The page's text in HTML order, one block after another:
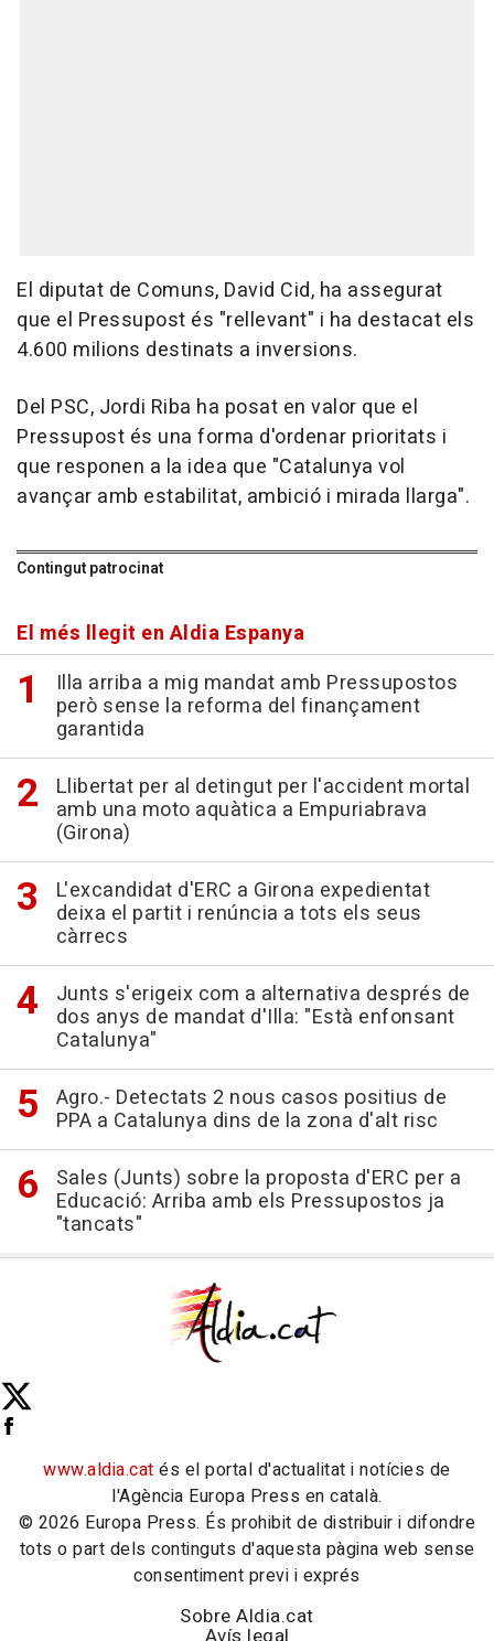
El diputat de Comuns, David Cid, ha assegurat
que el Pressupost és "rellevant" i ha destacat els
4.600 milions destinats a inversions.
Del PSC, Jordi Riba ha posat en valor que el
Pressupost és una forma d'ordenar prioritats i
que responen a la idea que "Catalunya vol
avançar amb estabilitat, ambició i mirada llarga".
Contingut patrocinat
El més llegit en Aldia Espanya
Illa arriba a mig mandat amb Pressupostos
però sense la reforma del finançament
garantida
Llibertat per al detingut per l'accident mortal
amb una moto aquàtica a Empuriabrava
(Girona)
L'excandidat d'ERC a Girona expedientat
deixa el partit i renúncia a tots els seus
càrrecs
Junts s'erigeix com a alternativa després de
dos anys de mandat d'Illa: "Està enfonsant
Catalunya"
Agro.- Detectats 2 nous casos positius de
PPA a Catalunya dins de la zona d'alt risc
Sales (Junts) sobre la proposta d'ERC per a
Educació: Arriba amb els Pressupostos ja
"tancats"
www.aldia.cat és el portal d'actualitat i notícies de
l'Agència Europa Press en català.
© 2026 Europa Press. És prohibit de distribuir i difondre
tots o part dels continguts d'aquesta pàgina web sense
consentiment previ i exprés
Sobre Aldia.cat